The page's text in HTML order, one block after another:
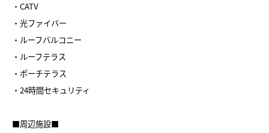
・CATV
・光ファイバー
・ルーフバルコニー
・ルーフテラス
・ポーチテラス
・24時間セキュリティ
■周辺施設■